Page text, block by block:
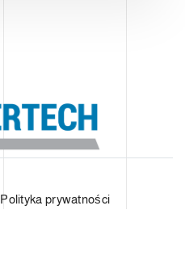
Polityka prywatności